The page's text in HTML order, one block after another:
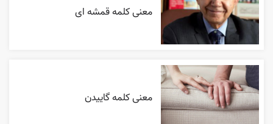
معنی کلمه قمشه ای
معنی کلمه گاییدن